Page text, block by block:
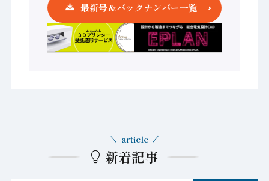
最新号＆バックナンバー一覧
新着記事
article